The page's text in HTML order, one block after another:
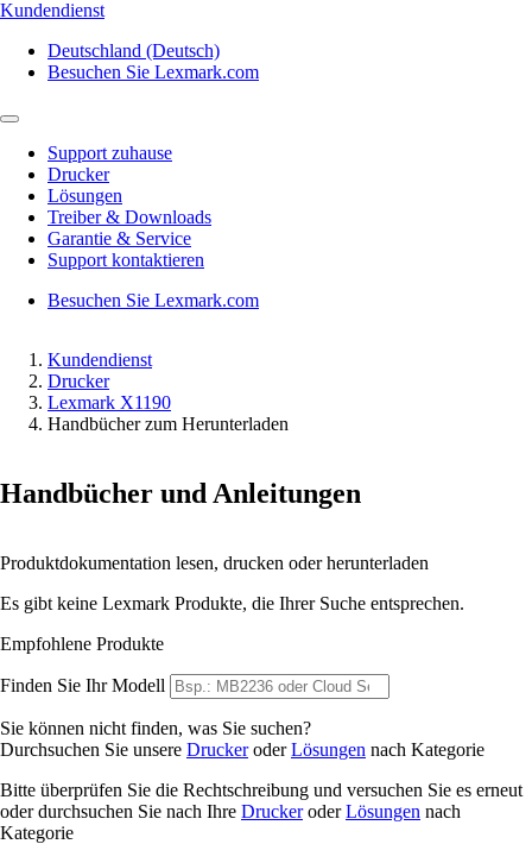
Kundendienst
Deutschland (Deutsch)
Besuchen Sie Lexmark.com
Support zuhause
Drucker
Lösungen
Treiber & Downloads
Garantie & Service
Support kontaktieren
Besuchen Sie Lexmark.com
Kundendienst
Drucker
Lexmark X1190
Handbücher zum Herunterladen
Handbücher und Anleitungen
Produktdokumentation lesen, drucken oder herunterladen
Es gibt keine Lexmark Produkte, die Ihrer Suche entsprechen.
Empfohlene Produkte
Finden Sie Ihr Modell
Sie können nicht finden, was Sie suchen?
Durchsuchen Sie unsere DruckeroderLösungen nach Kategorie
Bitte überprüfen Sie die Rechtschreibung und versuchen Sie es erneut
oder durchsuchen Sie nach Ihre DruckeroderLösungen nach
Kategorie